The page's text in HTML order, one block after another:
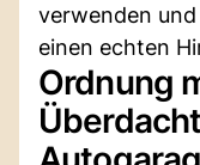
verwenden
einen echten
Ordnung